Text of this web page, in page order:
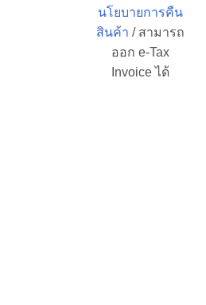
นโยบายการคืน
สินค้า / สามารถ
ออก e-Tax
Invoice ได้